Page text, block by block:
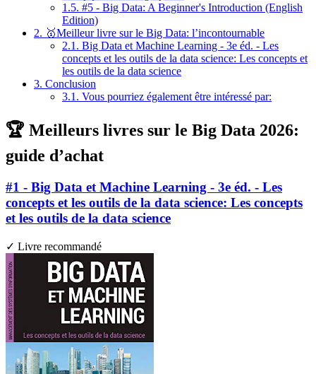
1.5. #5 - Big Data: A Beginner's Introduction (English
Edition)
2. 🥇Meilleur livre sur le Big Data: l’incontournable
2.1. Big Data et Machine Learning - 3e éd. - Les
concepts et les outils de la data science: Les concepts et
les outils de la data science
3. Conclusion
3.1. Vous pourriez également être intéressé par:
🏆 Meilleurs livres sur le Big Data 2026:
guide d’achat
#1 - Big Data et Machine Learning - 3e éd. - Les
concepts et les outils de la data science: Les concepts
et les outils de la data science
✓ Livre recommandé